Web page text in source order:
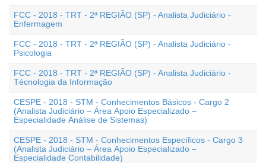
FCC - 2018 - TRT - 2ª REGIÃO (SP) - Analista Judiciário -
Enfermagem
FCC - 2018 - TRT - 2ª REGIÃO (SP) - Analista Judiciário -
Psicologia
FCC - 2018 - TRT - 2ª REGIÃO (SP) - Analista Judiciário -
Técnologia da Informação
CESPE - 2018 - STM - Conhecimentos Básicos - Cargo 2
(Analista Judiciário – Área Apoio Especializado –
Especialidade Análise de Sistemas)
CESPE - 2018 - STM - Conhecimentos Específicos - Cargo 3
(Analista Judiciário – Área Apoio Especializado –
Especialidade Contabilidade)